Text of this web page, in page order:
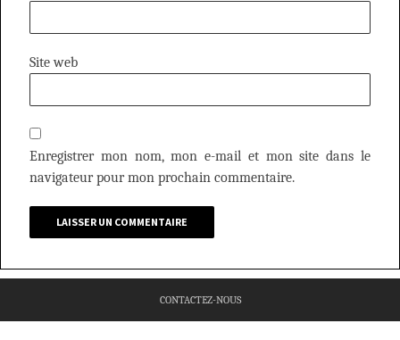
Site web
Enregistrer mon nom, mon e-mail et mon site dans le
navigateur pour mon prochain commentaire.
CONTACTEZ-NOUS